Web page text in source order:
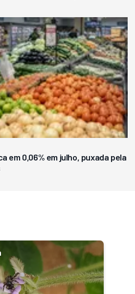
em 0,06% em julho, puxada pela